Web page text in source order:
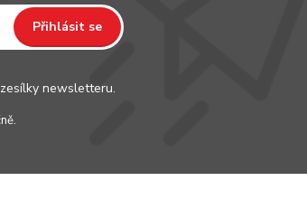
Přihlásit se
newsletteru.